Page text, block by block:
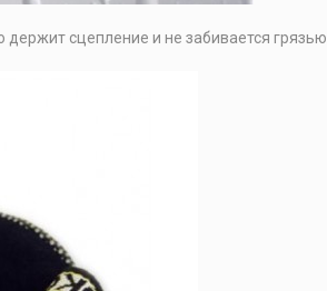
сцепление и не забивается грязью.